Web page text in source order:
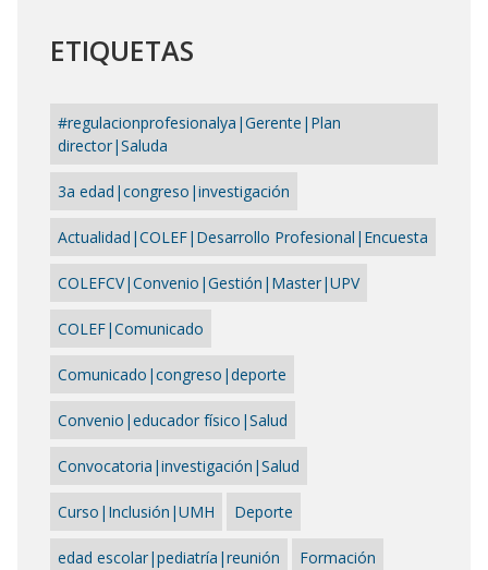
ETIQUETAS
#regulacionprofesionalya|Gerente|Plan
director|Saluda
3a edad|congreso|investigación
Actualidad|COLEF|Desarrollo Profesional|Encuesta
COLEFCV|Convenio|Gestión|Master|UPV
COLEF|Comunicado
Comunicado|congreso|deporte
Convenio|educador físico|Salud
Convocatoria|investigación|Salud
Curso|Inclusión|UMH Deporte
edad escolar|pediatría|reunión Formación